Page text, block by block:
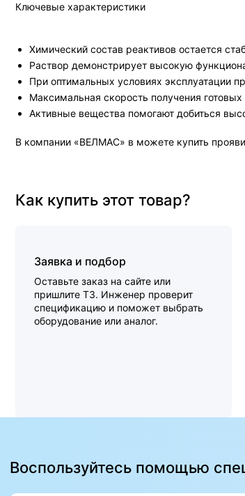
Ключевые характеристики
Химический состав реактивов остается
Раствор демонстрирует высокую
При оптимальных условиях эксплуатации
Максимальная скорость получения
Активные вещества помогают добиться
В компании «ВЕЛМАС» в можете купить
Как купить этот товар?
Заявка и подбор
Оставьте заказ на сайте или
пришлите ТЗ. Инженер проверит
спецификацию и поможет выбрать
оборудование или аналог.
Воспользуйтесь помощью